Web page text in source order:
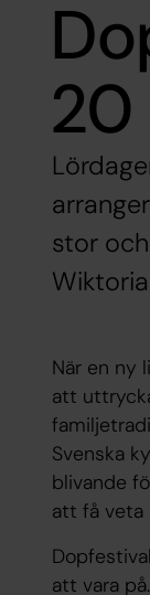
20
stor
När en ny
att
Svenska
blivande
att få veta
att vara